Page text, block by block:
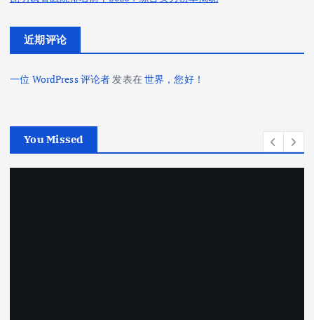
近期评论
一位 WordPress 评论者发表在世界，您好！
You Missed